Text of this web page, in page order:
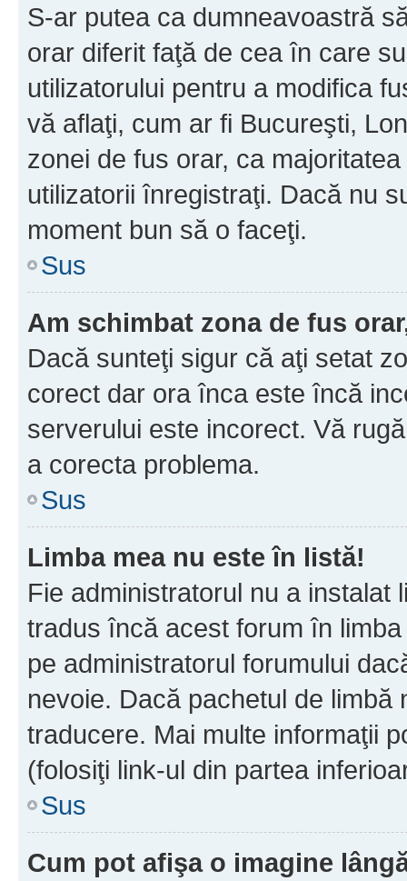
S-ar putea ca dumneavoastră
orar diferit faţă de cea în care
utilizatorului pentru a modifica
vă aflaţi, cum ar fi Bucureşti,
zonei de fus orar, ca
utilizatorii înregistraţi. Dacă nu
moment bun să o faceţi.
Sus
Am schimbat zona de fus
Dacă sunteţi sigur că aţi setat
corect dar ora înca este încă
serverului este incorect. Vă
a corecta problema.
Sus
Limba mea nu este în listă!
Fie administratorul nu a instalat
tradus încă acest forum în
pe administratorul forumului
nevoie. Dacă pachetul de
traducere. Mai multe informaţii
(folosiţi link-ul din partea
Sus
Cum pot afişa o imagine